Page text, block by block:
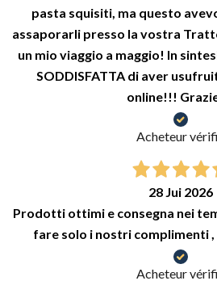
pasta squisiti, ma questo
assaporarli presso la vostra
un mio viaggio a maggio! In
SODDISFATTA di aver
online!!!
Acheteur
28 Jui 2026
Prodotti ottimi e consegna nei
fare solo i nostri complimenti
Acheteur